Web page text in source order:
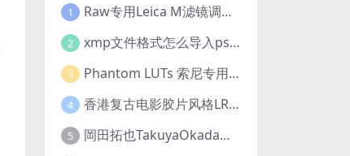
1 Raw专用Leica M滤镜调色高级预设合集
2 xmp文件格式怎么导入ps?Adobe Camera Raw预设导入方法,ACR预设安装教程xmp文件格式怎么导入ps
3 Phantom LUTs 索尼专用 | A7S III | G7 ARRI/G6 FILM (2023最新版本)
4 香港复古电影胶片风格LR预设王家卫风调色 滤镜支持PR/PS/FCPX/达芬奇/AE/LUT
5 岡田拓也TakuyaOkada日系小清新INS人像LR预设PR/PS/AE/FCPX/LUT预设 LR100001